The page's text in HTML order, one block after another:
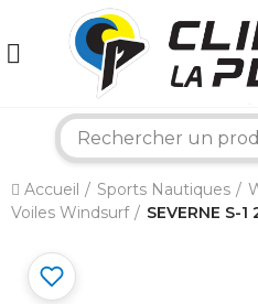
Accueil Sports Nautiques
Voiles Windsurf
SEVERNE S-1